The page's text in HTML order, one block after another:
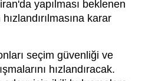
yapılması beklenen
karar
seçim güvenliği ve
hızlandıracak.